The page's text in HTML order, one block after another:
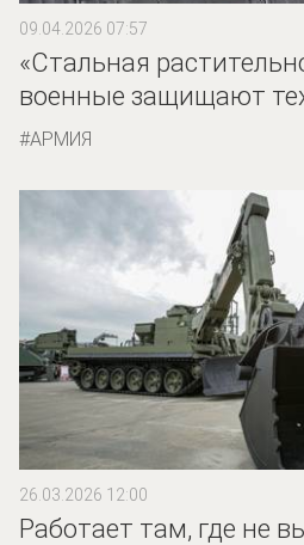
09.04.2026 07:57
«Стальная
военные защищают
АРМИЯ
26.03.2026 12:00
Работает там, где не